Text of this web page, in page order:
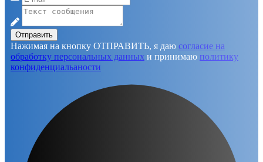
Отправить
Нажимая на кнопку ОТПРАВИТЬ, я даю согласие на
обработку персональных данных и принимаю политику
конфиденциальаности